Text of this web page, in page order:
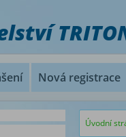
Nová registrace
Úvodní